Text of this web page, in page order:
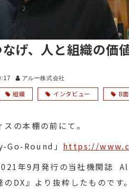
げ、人と組織の価
アルー株式会社
組織 インタビュー B面
スの本棚の前にて。
Go-Round」 https://
年9月発行の当社機関誌
のDX』より抜粋したものです。